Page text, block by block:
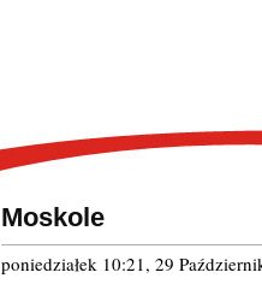
Moskole
poniedziałek 10:21, 29